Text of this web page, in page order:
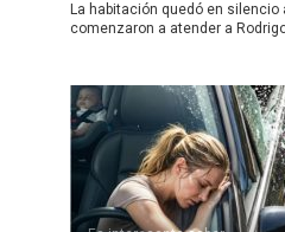
La habitación quedó en
comenzaron a atender a